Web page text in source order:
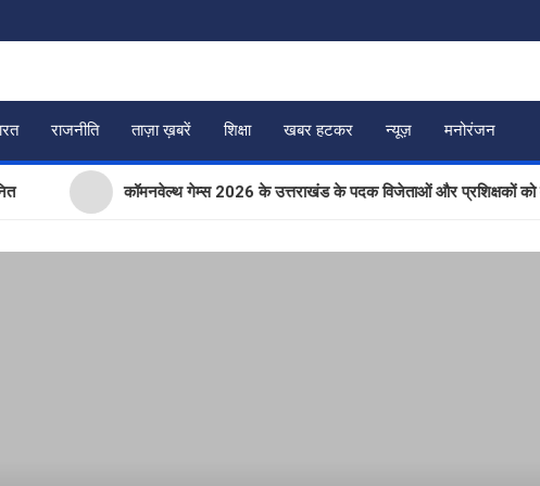
राजनीति ताज़ा ख़बरें शिक्षा खबर हटकर न्यूज़ मनोरंजन
कॉमनवेल्थ गेम्स 2026 के उत्तराखंड के पदक विजेताओं और प्रशिक्षकों को मुख्यमंत्री